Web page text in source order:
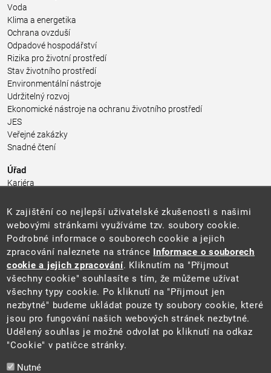
Voda
Klima a energetika
Ochrana ovzduší
Odpadové hospodářství
Rizika pro životní prostředí
Stav životního prostředí
Environmentální nástroje
Udržitelný rozvoj
Ekonomické nástroje na ochranu životního prostředí
JES
Veřejné zakázky
Snadné čtení
Úřad
Kariéra
Pro média a veřejnost
Povinně zveřejňované informace
Kontakty
Přistupnost budovy úřadu MŽP
(PDF, 204 kB)
Web
Aktuality
Ochrana osobních údajů
Prohlášení o přístupnosti
Zásady používání cookies
Mapa webu
K zajištění co nejlepší uživatelské zkušenosti s našimi
webovými stránkami využíváme tzv. soubory cookie.
Podrobné informace o souborech cookie a jejich
zpracování naleznete na stránce Informace o souborech
cookie a jejich zpracování. Kliknutím na "Přijmout
všechny cookie" souhlasíte s tím, že můžeme užívat
všechny typy cookie. Po kliknutí na "Přijmout jen
nezbytné" budeme ukládat pouze ty soubory cookie, které
jsou pro fungování našich webových stránek nezbytné.
Udělený souhlas je možné odvolat po kliknutí na odkaz
"Cookie" v patičce stránky.
Nutné